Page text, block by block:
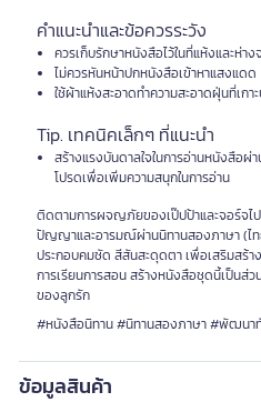
คำแนะนำและข้อควรระวัง
ควรเก็บรักษาหนังสือไว้ในที่แห้งและห่า
ไม่ควรหันหน้าปกหนังสือเข้าหาแสงแดด
ใช้ผ้าแห้งสะอาดทำความสะอาดฝุ่นที่เก
Tip. เทคนิคเล็กๆ ที่แนะนำ
สร้างแรงบันดาลใจในการอ่านหนังสือ
โปรดเพื่อเพิ่มความสนุกในการอ่าน
ติดตามการผจญภัยของเป๊ปป้าและจอร์จ
ปัญญาและอารมณ์ผ่านนิทานสองภาษา (ไ
ประกอบคมชัด สีสันสะดุดตา เพื่อเสริมสร้า
การเรียนการสอน สร้างหนังสือชุดนี้เป็น
ของลูกรัก
#หนังสือนิทาน #นิทานสองภาษา #พัฒนา
ข้อมูลสินค้า